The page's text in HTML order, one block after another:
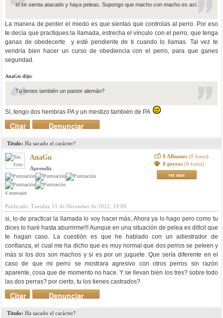
él se sienta atacado y haya peleas. Supongo que macho con macho es así.
La manera de perder el miedo es que sientas que controlas al perro. Por eso
te decía que practiques la llamada, estrecha el vínculo con el perro, que tenga
ganas de obedecerte y esté pendiente de ti cuando lo llamas. Tal vez te
vendría bien hacer un curso de obediencia con el perro, para que ganes
seguridad.
AnaGu dijo:
Tu tienes también un pastor alemán?
Sí, tengo dos hembras PA y un mestizo también de PA
Denunciar
mensaje
Citar
Titulo: Ha sacado el carácter?
AnaGu
Aprendiz
4 mensajes
0 Albumes (0 fotos)
0 perros (0 fotos)
ver mas
Publicado: Tuesday 11 de December de 2012, 19:09
si, lo de practicar la llamada lo voy hacer más, Ahora ya lo hago pero como tu
dices lo haré hasta aburrirme!!! Aunque en una situación de pelea es difícil que
te hagan caso. La cuestión es que he hablado con un adiestrador de
confianza, el cual me ha dicho que es muy normal que dos perros se peleen y
más si los dos son machos y si es por un juguete. Que sería diferente en el
caso de que mi perro se mostrara agresivo con otros perros sin razón
aparente, cosa que de momento no hace. Y se llevan bien los tres? sobre todo
las dos perras? por cierto, tu los tienes castrados?
Denunciar
mensaje
Citar
Titulo: Ha sacado el carácter?